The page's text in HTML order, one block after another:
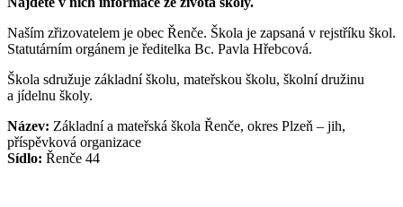
Naším zřizovatelem je obec Řenče. Škola je zapsaná v rejstříku škol.
Statutárním orgánem je ředitelka Bc. Pavla Hřebcová.
Škola sdružuje základní školu, mateřskou školu, školní družinu
a jídelnu školy.
Název: Základní a mateřská škola Řenče, okres Plzeň – jih,
příspěvková organizace
Sídlo: Řenče 44